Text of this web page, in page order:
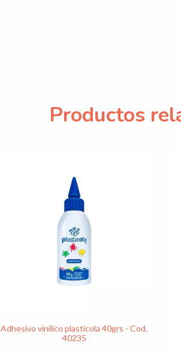
Productos
Adhesivo vinilico plasticola 40grs - Cod.
40235